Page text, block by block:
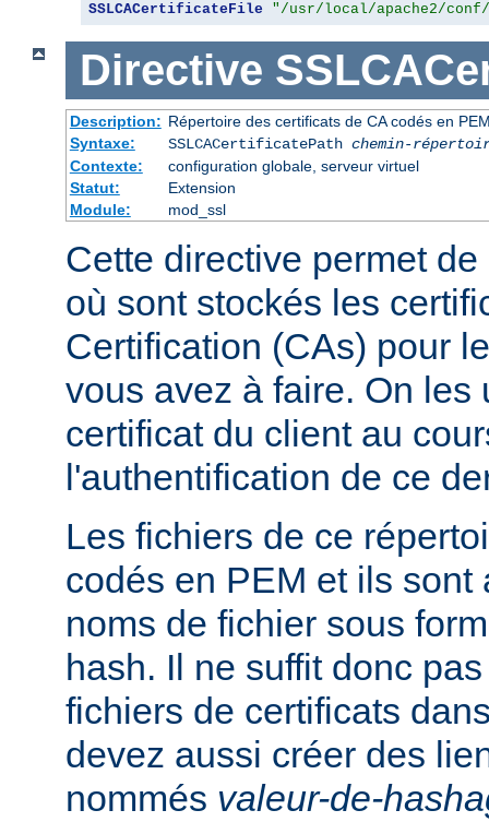
SSLCACertificateFile "/usr/local/apache2/
Directive
Description: Répertoire des certificats de CA codés en
Syntaxe:
SSLCACertificatePath chemin-
Contexte:
configuration globale, serveur virtuel
Statut:
Extension
Module:
mod_ssl
Cette directive permet
où sont stockés les
Certification (CAs) pour
vous avez à faire. On les
certificat du client au
l'authentification de ce
Les fichiers de ce
codés en PEM et ils sont
noms de fichier sous
hash. Il ne suffit donc
fichiers de certificats
devez aussi créer des
nommés valeur-de-